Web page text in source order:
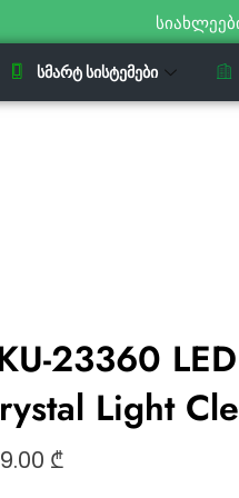
ᲡᲛᲐᲠᲢ ᲡᲘᲡᲢᲔᲛᲔᲑᲘ
23360
Light
₾